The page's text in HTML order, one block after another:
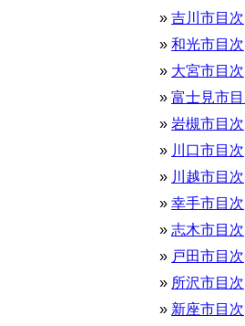
吉川市目次
和光市目次
大宮市目次
富士見市
岩槻市目次
川口市目次
川越市目次
幸手市目次
志木市目次
戸田市目次
所沢市目次
新座市目次